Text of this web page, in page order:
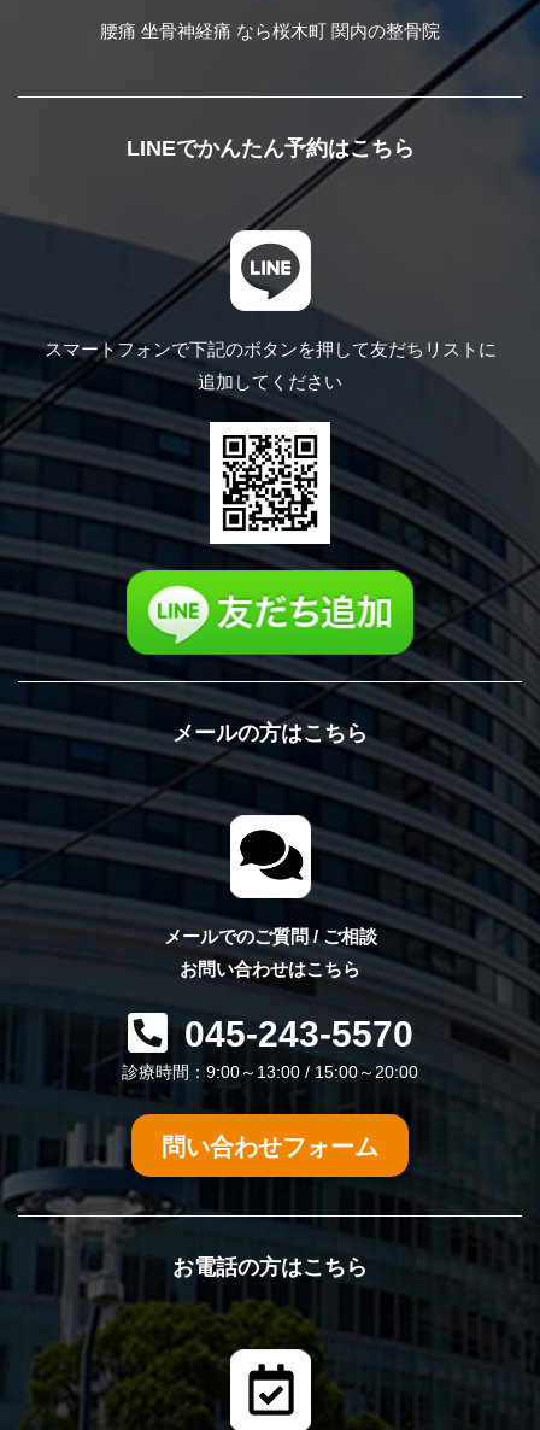
腰痛 坐骨神経痛 なら桜木町 関内の整骨院
LINEでかんたん予約はこちら
スマートフォンで下記のボタンを押して友だちリストに
追加してください
メールの方はこちら
メールでのご質問 / ご相談
お問い合わせはこちら
045-243-5570
診療時間：9:00～13:00 / 15:00～20:00
問い合わせフォーム
お電話の方はこちら